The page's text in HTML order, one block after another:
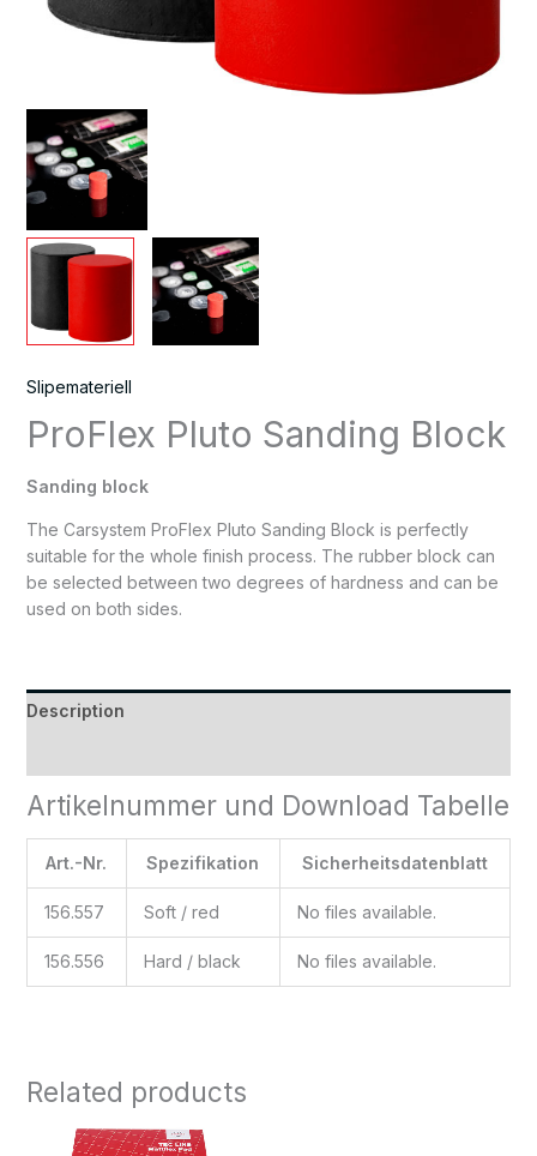
Slipemateriell
ProFlex Pluto Sanding Block
Sanding block
The Carsystem ProFlex Pluto Sanding Block is perfectly
suitable for the whole finish process. The rubber block can
be selected between two degrees of hardness and can be
used on both sides.
Description
Artikelnummer und Download Tabelle
Art.-Nr. Spezifikation Sicherheitsdatenblatt
156.557 Soft / red No files available.
156.556 Hard / black No files available.
Related products